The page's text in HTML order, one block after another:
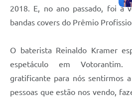
2018. E, no ano passado, foi a
bandas covers do Prêmio
O baterista Reinaldo Kramer
espetáculo em
gratificante para nós sentirmos
pessoas que estão nos vendo,